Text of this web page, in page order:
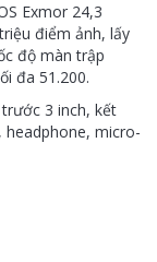
Exmor 24,3
điểm ảnh, lấy
độ màn trập
đa 51.200.
3 inch, kết
headphone, micro-